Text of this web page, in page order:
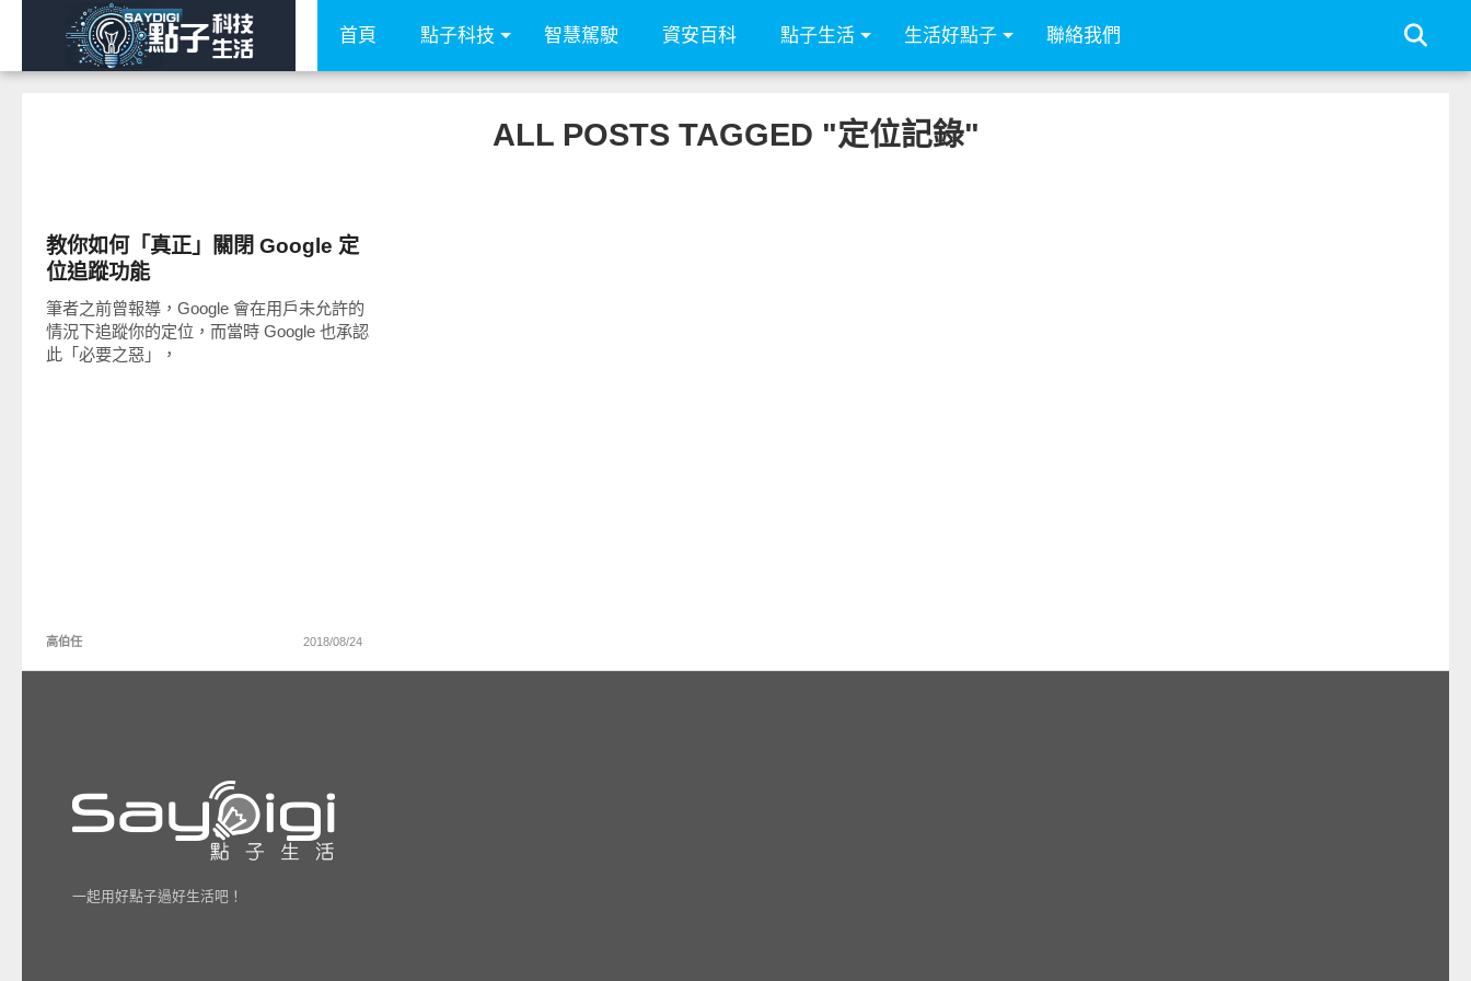
首頁 點子科技 智慧駕駛 資安百科 點子生活 生活好點子 聯絡我們
ALL POSTS TAGGED "定位記錄"
教你如何「真正」關閉 Google 定
位追蹤功能
筆者之前曾報導，Google 會在用戶未允許的
情況下追蹤你的定位，而當時 Google 也承認
此「必要之惡」，
高伯任 2018/08/24
一起用好點子過好生活吧！